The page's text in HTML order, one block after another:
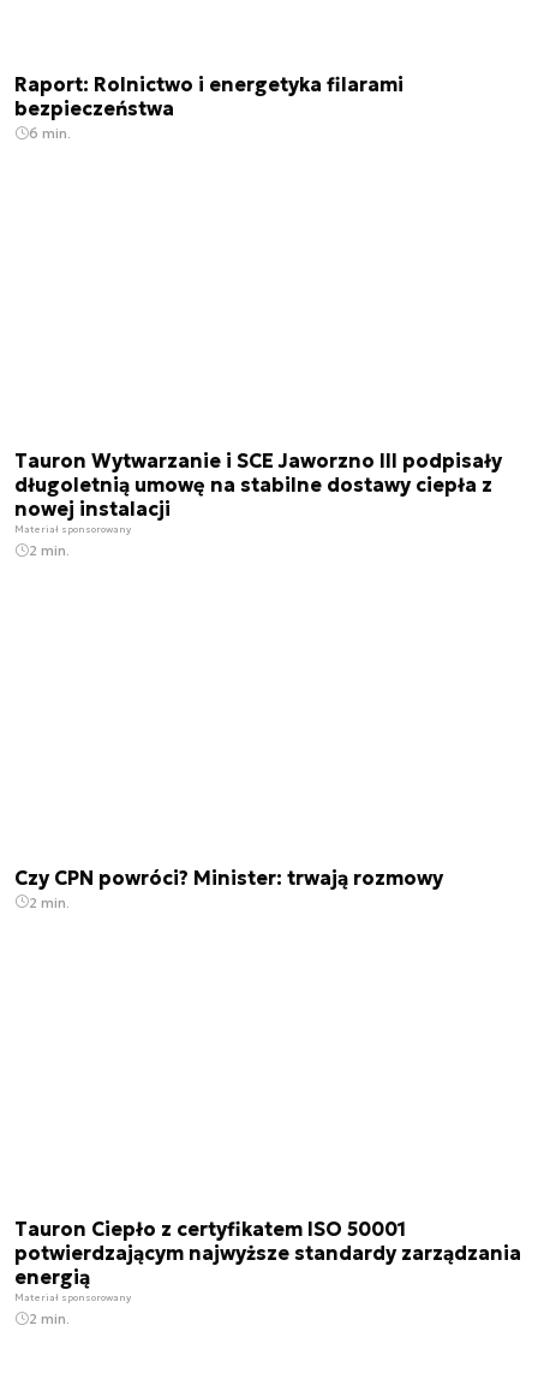
Raport: Rolnictwo i energetyka filarami
bezpieczeństwa
6 min.
Tauron Wytwarzanie i SCE Jaworzno III podpisały
długoletnią umowę na stabilne dostawy ciepła z
nowej instalacji
Materiał sponsorowany
2 min.
Czy CPN powróci? Minister: trwają rozmowy
2 min.
Tauron Ciepło z certyfikatem ISO 50001
potwierdzającym najwyższe standardy zarządzania
energią
Materiał sponsorowany
2 min.